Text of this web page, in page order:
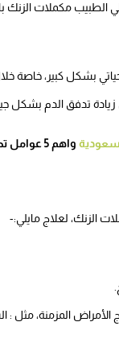
مكملات الزنك
بشكل كبير، خاصة
تدفق الدم بشكل
واهم 5 عوامل تحدد اختيارك
الزنك، لعلاج مايلي:-
المزمنة، مثل :